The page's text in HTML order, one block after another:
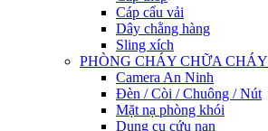
Cáp cẩu vải
Dây chằng hàng
Sling xích
PHÒNG CHÁY CHỮA CHÁY
Camera An Ninh
Đèn / Còi / Chuông / Nút
Mặt nạ phòng khói
Dụng cụ cứu nạn